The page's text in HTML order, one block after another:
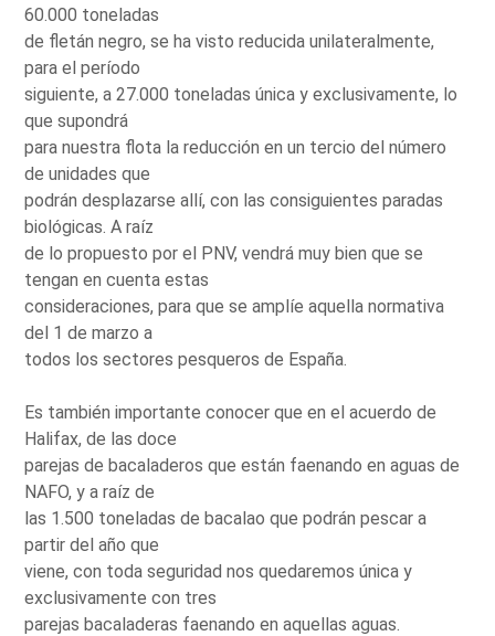
60.000 toneladas
de fletán negro, se ha visto reducida unilateralmente,
para el período
siguiente, a 27.000 toneladas única y exclusivamente, lo
que supondrá
para nuestra flota la reducción en un tercio del número
de unidades que
podrán desplazarse allí, con las consiguientes paradas
biológicas. A raíz
de lo propuesto por el PNV, vendrá muy bien que se
tengan en cuenta estas
consideraciones, para que se amplíe aquella normativa
del 1 de marzo a
todos los sectores pesqueros de España.
Es también importante conocer que en el acuerdo de
Halifax, de las doce
parejas de bacaladeros que están faenando en aguas de
NAFO, y a raíz de
las 1.500 toneladas de bacalao que podrán pescar a
partir del año que
viene, con toda seguridad nos quedaremos única y
exclusivamente con tres
parejas bacaladeras faenando en aquellas aguas.